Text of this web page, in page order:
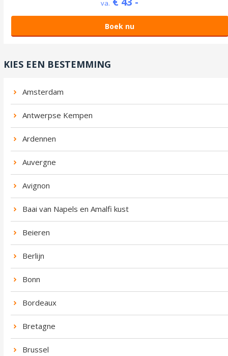
va.
Boek nu
KIES EEN BESTEMMING
Amsterdam
Antwerpse Kempen
Ardennen
Auvergne
Avignon
Baai van Napels en Amalfi kust
Beieren
Berlijn
Bonn
Bordeaux
Bretagne
Brussel